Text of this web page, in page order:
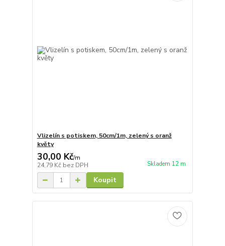
Vlizelín s potiskem, 50cm/1m, zelený s oranž
květy
30,00 Kč/m
24,79 Kč bez DPH Skladem 12 m
Koupit